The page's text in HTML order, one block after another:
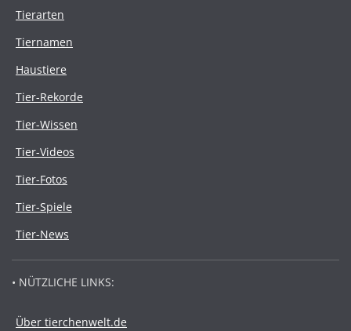
Tierarten
Tiernamen
Haustiere
Tier-Rekorde
Tier-Wissen
Tier-Videos
Tier-Fotos
Tier-Spiele
Tier-News
• NÜTZLICHE LINKS:
Über tierchenwelt.de